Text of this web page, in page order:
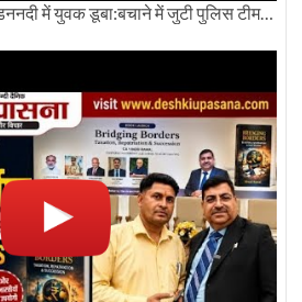
नोएडा सेक्टर63 के पास हिंडननदी में युवक डूबा:बचाने में जुटी पुलिस टीम: देखिए पूरी ग्राउंड रिपोर्टिंग